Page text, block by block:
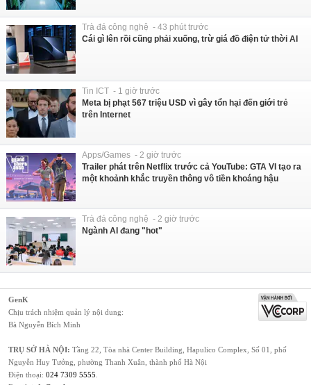
Trà đá công nghệ - 43 phút trước
Cái gì lên rồi cũng phải xuống, trừ giá đồ điện tử thời AI
Tin ICT - 1 giờ trước
Meta bị phạt 567 triệu USD vì gây tổn hại đến giới trẻ
trên Internet
Apps/Games - 2 giờ trước
Trailer phát trên Netflix trước cả YouTube: GTA VI tạo ra
một khoảnh khắc truyền thông vô tiền khoáng hậu
Trà đá công nghệ - 2 giờ trước
Ngành AI đang "hot"
GenK
Chịu trách nhiệm quản lý nội dung:
Bà Nguyễn Bích Minh
TRỤ SỞ HÀ NỘI: Tầng 22, Tòa nhà Center Building, Hapulico Complex, Số 01, phố
Nguyễn Huy Tưởng, phường Thanh Xuân, thành phố Hà Nội
Điện thoại: 024 7309 5555